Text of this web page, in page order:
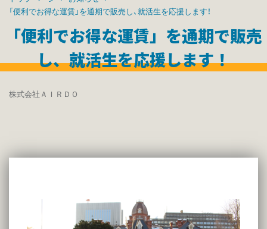
「便利でお得な運賃」を通期で販売し、就活生を応援します！
「便利でお得な運賃」を通期で販売
し、就活生を応援します！
株式会社ＡＩＲＤＯ